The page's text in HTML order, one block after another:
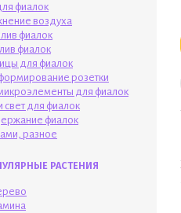
фиалок
воздуха
фиалок
фиалок
для фиалок
розетки
для фиалок
свет для фиалок
фиалок
разное
РАСТЕНИЯ